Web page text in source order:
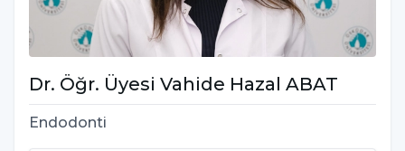
Dr. Öğr. Üyesi Vahide Hazal ABAT
Endodonti